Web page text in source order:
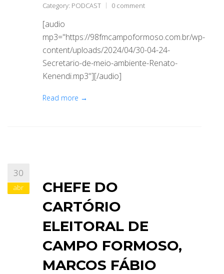
Category: PODCAST 0 comment
[audio
mp3="https://98fmcampoformoso.com.br/wp-
content/uploads/2024/04/30-04-24-
Secretario-de-meio-ambiente-Renato-
Kenendi.mp3"][/audio]
Read more →
30
abr
CHEFE DO
CARTÓRIO
ELEITORAL DE
CAMPO FORMOSO,
MARCOS FÁBIO